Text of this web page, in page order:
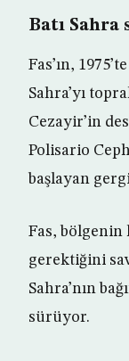
Batı Sahra
Fas’ın,
Sahra’yı
Cezayir’in
Polisario
başlayan
Fas, bölgenin
gerektiğini
Sahra’nın
sürüyor.